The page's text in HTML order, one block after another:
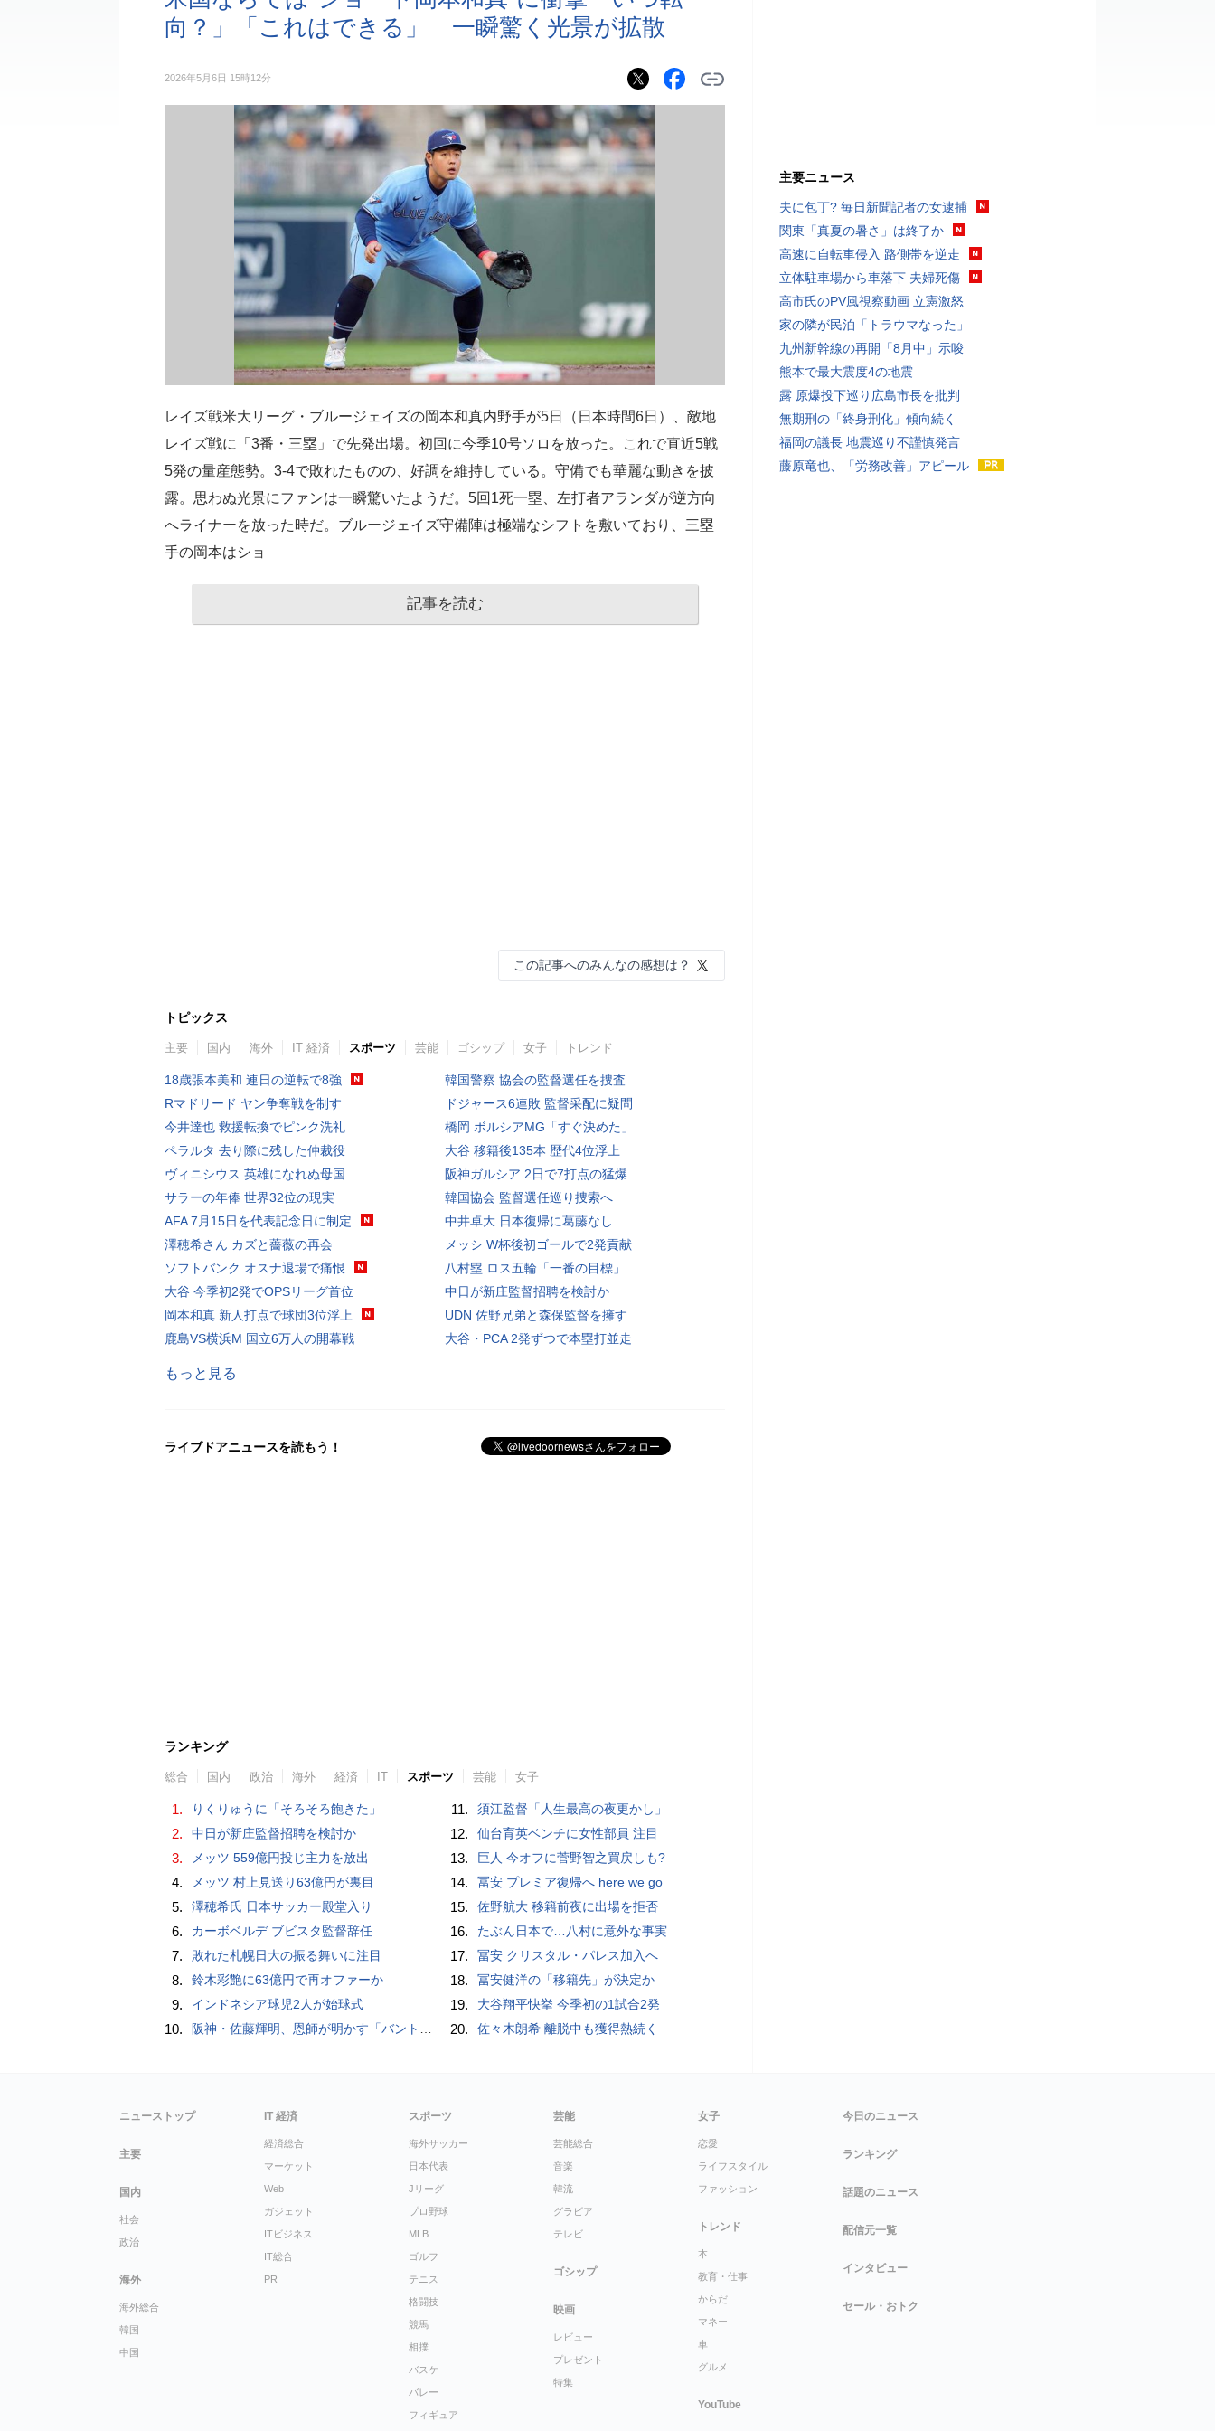
向？」「これはできる」 一瞬驚く光景が拡散
2026年5月6日 15時12分
レイズ戦米大リーグ・ブルージェイズの岡本和真内野手が5日（日本時間6日）、敵地
レイズ戦に「3番・三塁」で先発出場。初回に今季10号ソロを放った。これで直近5戦
5発の量産態勢。3-4で敗れたものの、好調を維持している。守備でも華麗な動きを披
露。思わぬ光景にファンは一瞬驚いたようだ。5回1死一塁、左打者アランダが逆方向
へライナーを放った時だ。ブルージェイズ守備陣は極端なシフトを敷いており、三塁
手の岡本はショ
記事を読む
この記事へのみんなの感想は？
トピックス
主要 国内 海外 IT 経済 スポーツ 芸能 ゴシップ 女子 トレンド
18歳張本美和 連日の逆転で8強
Rマドリード ヤン争奪戦を制す
今井達也 救援転換でピンク洗礼
ペラルタ 去り際に残した仲裁役
ヴィニシウス 英雄になれぬ母国
サラーの年俸 世界32位の現実
AFA 7月15日を代表記念日に制定
澤穂希さん カズと薔薇の再会
ソフトバンク オスナ退場で痛恨
大谷 今季初2発でOPSリーグ首位
岡本和真 新人打点で球団3位浮上
鹿島VS横浜M 国立6万人の開幕戦
韓国警察 協会の監督選任を捜査
ドジャース6連敗 監督采配に疑問
橋岡 ボルシアMG「すぐ決めた」
大谷 移籍後135本 歴代4位浮上
阪神ガルシア 2日で7打点の猛爆
韓国協会 監督選任巡り捜索へ
中井卓大 日本復帰に葛藤なし
メッシ W杯後初ゴールで2発貢献
八村塁 ロス五輪「一番の目標」
中日が新庄監督招聘を検討か
UDN 佐野兄弟と森保監督を擁す
大谷・PCA 2発ずつで本塁打並走
もっと見る
ライブドアニュースを読もう！
ランキング
総合 国内 政治 海外 経済 IT スポーツ 芸能 女子
1. りくりゅうに「そろそろ飽きた」
2. 中日が新庄監督招聘を検討か
3. メッツ 559億円投じ主力を放出
4. メッツ 村上見送り63億円が裏目
5. 澤穂希氏 日本サッカー殿堂入り
6. カーボベルデ ブビスタ監督辞任
7. 敗れた札幌日大の振る舞いに注目
8. 鈴木彩艶に63億円で再オファーか
9. インドネシア球児2人が始球式
10. 阪神・佐藤輝明、恩師が明かす「バント拒否でホームラン」の“やんちゃ坊主”時代
11. 須江監督「人生最高の夜更かし」
12. 仙台育英ベンチに女性部員 注目
13. 巨人 今オフに菅野智之買戻しも?
14. 冨安 プレミア復帰へ here we go
15. 佐野航大 移籍前夜に出場を拒否
16. たぶん日本で…八村に意外な事実
17. 冨安 クリスタル・パレス加入へ
18. 冨安健洋の「移籍先」が決定か
19. 大谷翔平快挙 今季初の1試合2発
20. 佐々木朗希 離脱中も獲得熱続く
主要ニュース
夫に包丁? 毎日新聞記者の女逮捕
関東「真夏の暑さ」は終了か
高速に自転車侵入 路側帯を逆走
立体駐車場から車落下 夫婦死傷
高市氏のPV風視察動画 立憲激怒
家の隣が民泊「トラウマなった」
九州新幹線の再開「8月中」示唆
熊本で最大震度4の地震
露 原爆投下巡り広島市長を批判
無期刑の「終身刑化」傾向続く
福岡の議長 地震巡り不謹慎発言
藤原竜也、「労務改善」アピール
ニューストップ
主要
国内
社会
政治
海外
海外総合
韓国
中国
IT 経済
経済総合
マーケット
Web
ガジェット
ITビジネス
IT総合
PR
スポーツ
海外サッカー
日本代表
Jリーグ
プロ野球
MLB
ゴルフ
テニス
格闘技
競馬
相撲
バスケ
バレー
フィギュア
芸能
芸能総合
音楽
韓流
グラビア
テレビ
ゴシップ
映画
レビュー
プレゼント
特集
女子
恋愛
ライフスタイル
ファッション
トレンド
本
教育・仕事
からだ
マネー
車
グルメ
YouTube
今日のニュース
ランキング
話題のニュース
配信元一覧
インタビュー
セール・おトク